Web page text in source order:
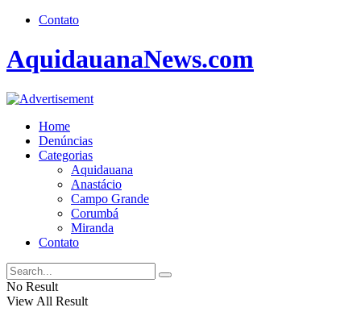
Contato
AquidauanaNews.com
Home
Denúncias
Categorias
Aquidauana
Anastácio
Campo Grande
Corumbá
Miranda
Contato
No Result
View All Result